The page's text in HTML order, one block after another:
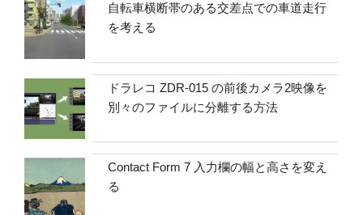
自転車横断帯のある交差点での車道走行
を考える
ドラレコ ZDR-015 の前後カメラ2映像を
別々のファイルに分離する方法
Contact Form 7 入力欄の幅と高さを変え
る